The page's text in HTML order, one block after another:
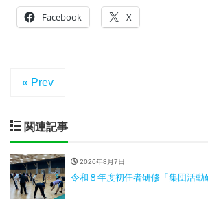
Facebook X
« Prev
関連記事
2026年8月7日
令和８年度初任者研修「集団活動